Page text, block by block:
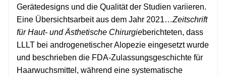
Gerätedesigns und die Qualität der Studien variieren.
Eine Übersichtsarbeit aus dem Jahr 2021…Zeitschrift
für Haut- und Ästhetische Chirurgieberichteten, dass
LLLT bei androgenetischer Alopezie eingesetzt wurde
und beschrieben die FDA-Zulassungsgeschichte für
Haarwuchsmittel, während eine systematische